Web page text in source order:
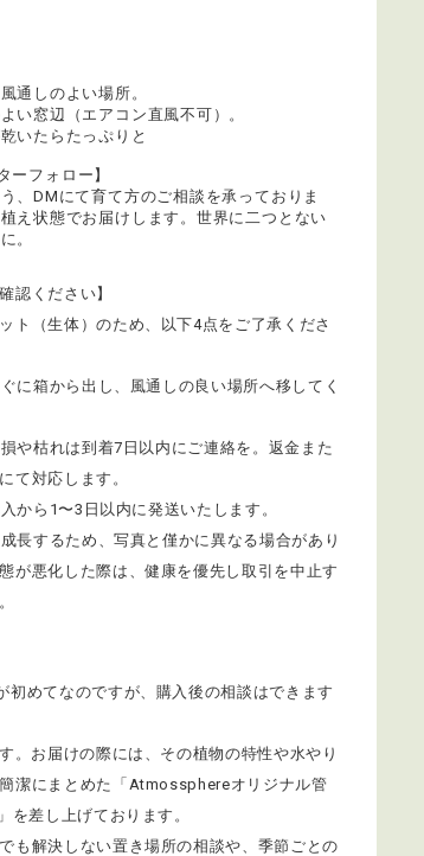
通しのよい場所。
い窓辺（エアコン直風不可）。
いたらたっぷりと
ーフォロー】
、DMにて育て方のご相談を承っておりま
え状態でお届けします。世界に二つとない
。
認ください】
ト（生体）のため、以下4点をご了承くださ
に箱から出し、風通しの良い場所へ移してく
や枯れは到着7日以内にご連絡を。返金また
て対応します。
から1〜3日以内に発送いたします。
長するため、写真と僅かに異なる場合があり
が悪化した際は、健康を優先し取引を中止す
初めてなのですが、購入後の相談はできます
。お届けの際には、その植物の特性や水やり
潔にまとめた「Atmossphereオリジナル管
を差し上げております。
も解決しない置き場所の相談や、季節ごとの